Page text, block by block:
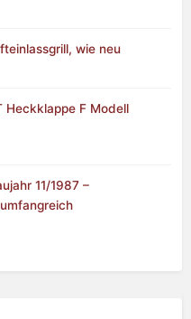
wie neu
Heckklappe F Modell
11/1987 –